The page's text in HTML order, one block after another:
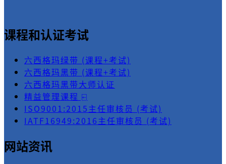
课程和认证考试
六西格玛绿带 (课程+考试)
六西格玛黑带 (课程+考试)
六西格玛黑带大师认证
精益管理课程 ⍇
ISO9001:2015主任审核员 (考试)
IATF16949:2016主任审核员 (考试)
网站资讯